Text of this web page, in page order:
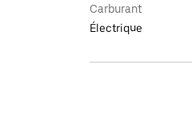
Carburant
Électrique